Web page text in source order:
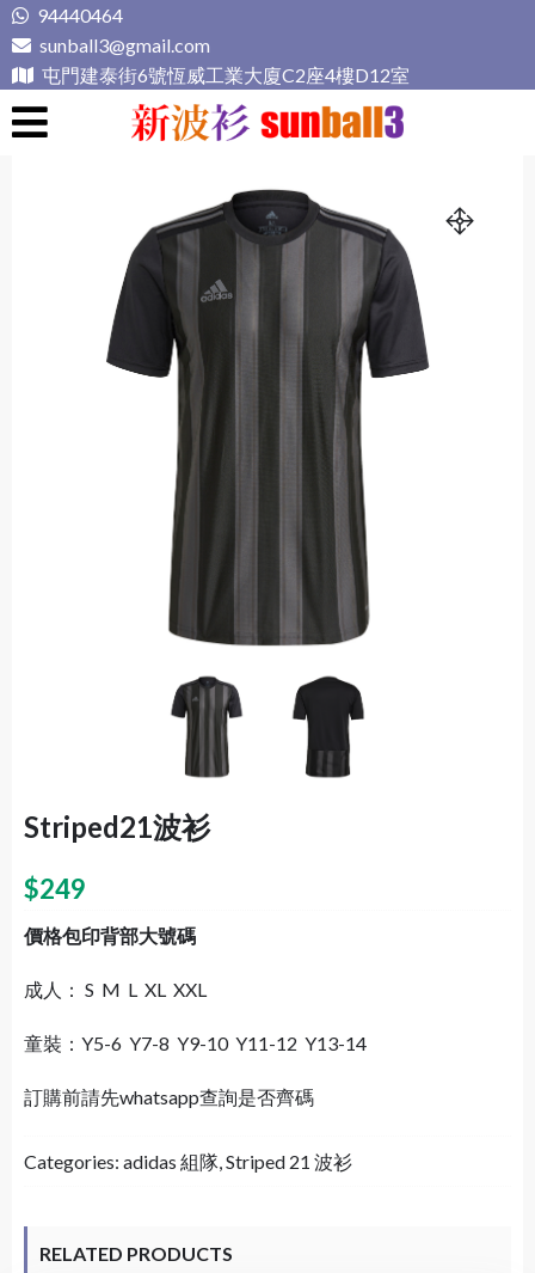
Skip
to
content
94440464
sunball3@gmail.com
屯門建泰街6號恆威工業大廈C2座4樓D12室
Striped21波衫
$249
價格包印背部大號碼
成人： S M L XL XXL
童裝：Y5-6 Y7-8 Y9-10 Y11-12 Y13-14
訂購前請先whatsapp查詢是否齊碼
Categories: adidas 組隊,Striped 21 波衫
RELATED PRODUCTS